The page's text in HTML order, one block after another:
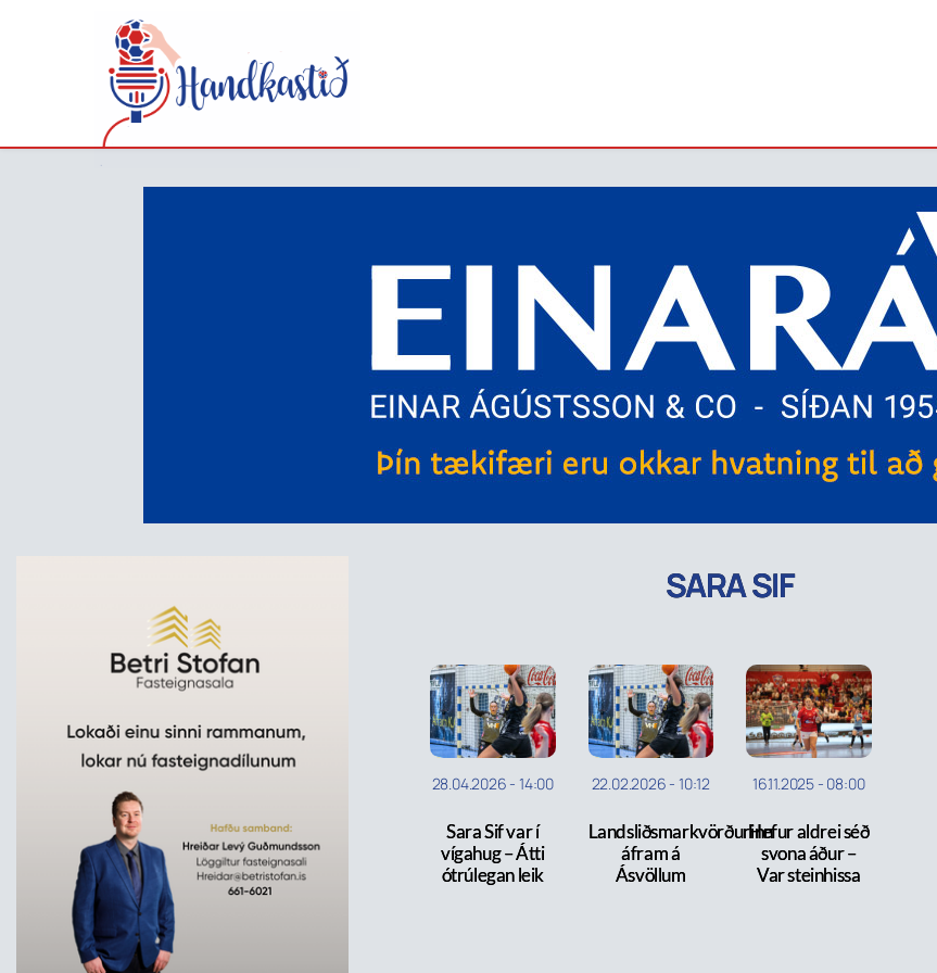
SARA SIF
28.04.2026 - 14:00
Sara Sif var í
vígahug – Átti
ótrúlegan leik
22.02.2026 - 10:12
Landsliðsmarkvörðurinn
áfram á
Ásvöllum
16.11.2025 - 08:00
Hefur aldrei séð
svona áður –
Var steinhissa